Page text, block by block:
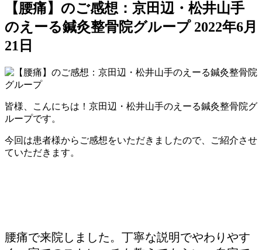
【腰痛】のご感想：京田辺・松井山手
のえーる鍼灸整骨院グループ 2022年6月
21日
皆様、こんにちは！京田辺・松井山手のえーる鍼灸整骨院グ
ループです。
今回は患者様からご感想をいただきましたので、ご紹介させ
ていただきます。
腰痛で来院しました。丁寧な説明でやわりやす